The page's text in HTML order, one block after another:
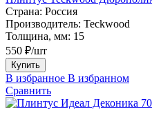
Страна: Россия
Производитель: Teckwood
Толщина, мм: 15
550 ₽/шт
Купить
В избранное В избранном
Сравнить